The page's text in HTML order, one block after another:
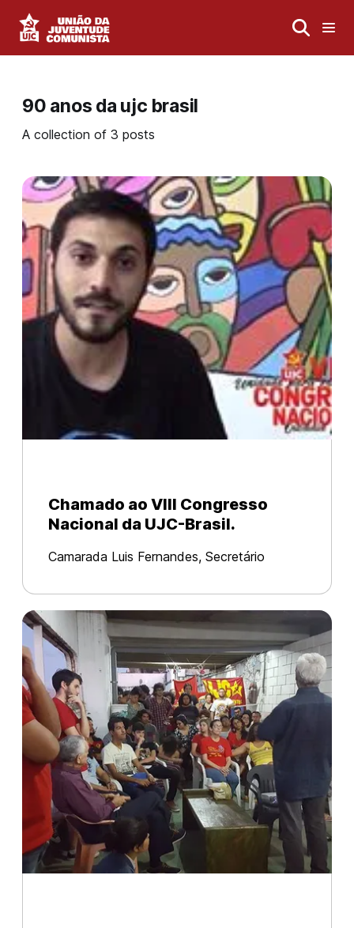
90 anos da ujc brasil
A collection of 3 posts
Chamado ao VIII Congresso
Nacional da UJC-Brasil.
Camarada Luis Fernandes, Secretário
– UJC Brasil fala sobre o que se espera do
VIII Congresso Nacional.
https://www.facebook.com/ujcbr/videos/